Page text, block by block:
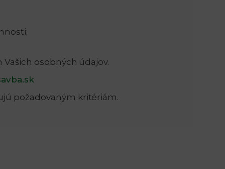
osobných údajov.
požadovaným kritériám.